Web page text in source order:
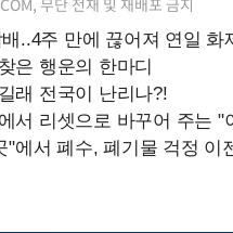
무단 전재 및 재배포 금지